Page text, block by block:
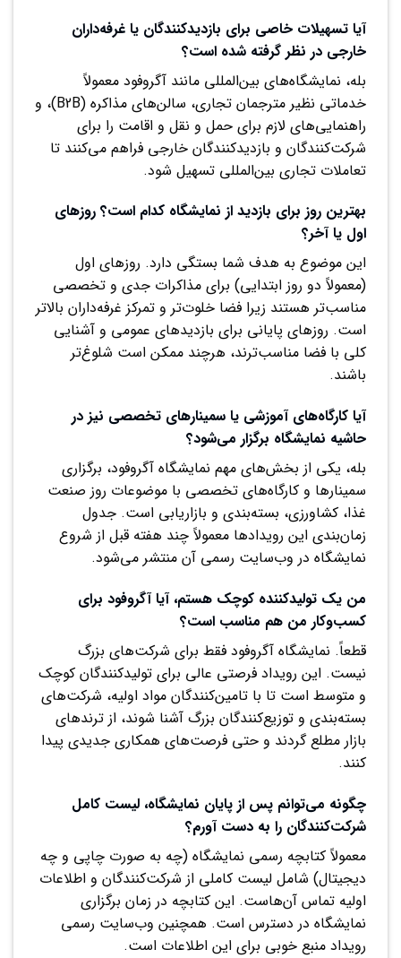
آیا تسهیلات خاصی برای بازدیدکنندگان یا غرفه‌داران
خارجی در نظر گرفته شده است؟
بله، نمایشگاه‌های بین‌المللی مانند آگروفود معمولاً
خدماتی نظیر مترجمان تجاری، سالن‌های مذاکره (B2B)، و
راهنمایی‌های لازم برای حمل و نقل و اقامت را برای
شرکت‌کنندگان و بازدیدکنندگان خارجی فراهم می‌کنند تا
تعاملات تجاری بین‌المللی تسهیل شود.
بهترین روز برای بازدید از نمایشگاه کدام است؟ روزهای
اول یا آخر؟
این موضوع به هدف شما بستگی دارد. روزهای اول
(معمولاً دو روز ابتدایی) برای مذاکرات جدی و تخصصی
مناسب‌تر هستند زیرا فضا خلوت‌تر و تمرکز غرفه‌داران بالاتر
است. روزهای پایانی برای بازدیدهای عمومی و آشنایی
کلی با فضا مناسب‌ترند، هرچند ممکن است شلوغ‌تر
باشند.
آیا کارگاه‌های آموزشی یا سمینارهای تخصصی نیز در
حاشیه نمایشگاه برگزار می‌شود؟
بله، یکی از بخش‌های مهم نمایشگاه آگروفود، برگزاری
سمینارها و کارگاه‌های تخصصی با موضوعات روز صنعت
غذا، کشاورزی، بسته‌بندی و بازاریابی است. جدول
زمان‌بندی این رویدادها معمولاً چند هفته قبل از شروع
نمایشگاه در وب‌سایت رسمی آن منتشر می‌شود.
من یک تولیدکننده کوچک هستم، آیا آگروفود برای
کسب‌وکار من هم مناسب است؟
قطعاً. نمایشگاه آگروفود فقط برای شرکت‌های بزرگ
نیست. این رویداد فرصتی عالی برای تولیدکنندگان کوچک
و متوسط است تا با تامین‌کنندگان مواد اولیه، شرکت‌های
بسته‌بندی و توزیع‌کنندگان بزرگ آشنا شوند، از ترندهای
بازار مطلع گردند و حتی فرصت‌های همکاری جدیدی پیدا
کنند.
چگونه می‌توانم پس از پایان نمایشگاه، لیست کامل
شرکت‌کنندگان را به دست آورم؟
معمولاً کتابچه رسمی نمایشگاه (چه به صورت چاپی و چه
دیجیتال) شامل لیست کاملی از شرکت‌کنندگان و اطلاعات
اولیه تماس آن‌هاست. این کتابچه در زمان برگزاری
نمایشگاه در دسترس است. همچنین وب‌سایت رسمی
رویداد منبع خوبی برای این اطلاعات است.